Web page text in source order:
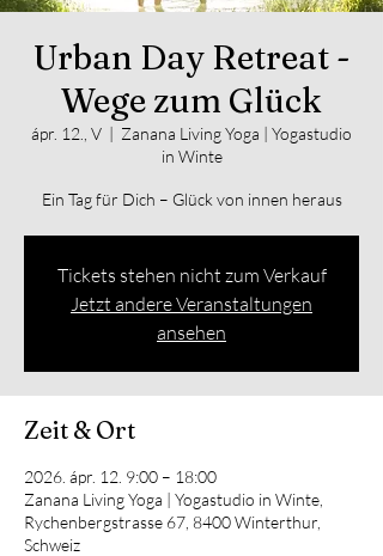
Urban Day Retreat -
Wege zum Glück
ápr. 12., V
  |
Zanana Living Yoga | Yogastudio
in Winte
Ein Tag für Dich – Glück von innen heraus
Tickets stehen nicht zum Verkauf
Jetzt andere Veranstaltungen
ansehen
Zeit & Ort
2026. ápr. 12. 9:00 – 18:00
Zanana Living Yoga | Yogastudio in Winte,
Rychenbergstrasse 67, 8400 Winterthur,
Schweiz